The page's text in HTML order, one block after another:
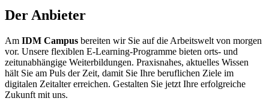
Der Anbieter
Am IDM Campus bereiten wir Sie auf die Arbeitswelt von morgen
vor. Unsere flexiblen E-Learning-Programme bieten orts- und
zeitunabhängige Weiterbildungen. Praxisnahes, aktuelles Wissen
hält Sie am Puls der Zeit, damit Sie Ihre beruflichen Ziele im
digitalen Zeitalter erreichen. Gestalten Sie jetzt Ihre erfolgreiche
Zukunft mit uns.